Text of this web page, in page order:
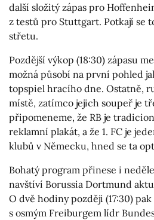
další složitý zápas pro
z testů pro Stuttgart. Potkají se
střetu.
Pozdější výkop (18:30) zápasu
možná působí na první pohled
topspiel hracího dne. Ostatně,
místě, zatímco jejich soupeř je
připomeneme, že RB je
reklamní plakát, a že 1. FC je
klubů v Německu, hned se ta
Bohatý program přinese i
navštíví Borussia Dortmund
O dvě hodiny později (17:30)
s osmým Freiburgem lídr